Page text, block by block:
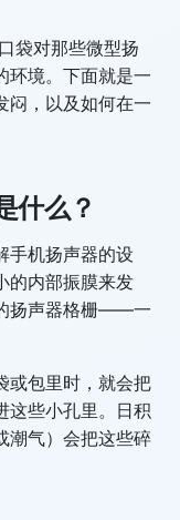
袋对那些微型扬
环境。下面就是一
闷，以及如何在一
什么？
手机扬声器的设
的内部振膜来发
扬声器格栅——一
或包里时，就会把
这些小孔里。日积
潮气）会把这些碎